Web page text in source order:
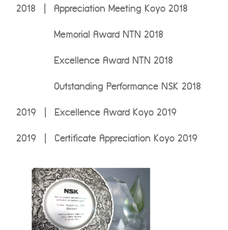
2018 | Appreciation Meeting Koyo 2018
Memorial Award NTN 2018
Excellence Award NTN 2018
Outstanding Performance NSK 2018
2019 | Excellence Award Koyo 2019
2019 | Certificate Appreciation Koyo 2019